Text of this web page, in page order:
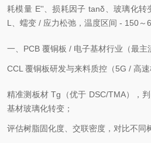
耗模量 E''、损耗因子 tanδ、玻璃化转
L、蠕变 / 应力松弛，温度区间 - 150～
一、PCB 覆铜板 / 电子基材行业（最主
CCL 覆铜板研发与来料质控（5G / 高速
精准测板材 Tg（优于 DSC/TMA），
基材玻璃化转变；
评估树脂固化度、交联密度，对比不同